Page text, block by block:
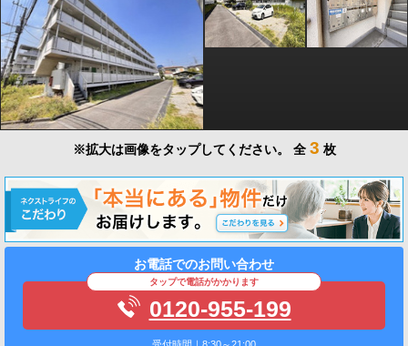
※拡大は画像をタップしてください。 全 3 枚
お電話でのお問い合わせ
タップで電話がかかります
0120-955-199